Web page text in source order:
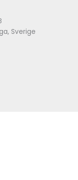
Sverige